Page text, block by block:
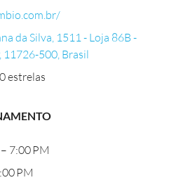
da Silva, 1511 - Loja 86B -
11726-500, Brasil
estrelas
7:00 PM
PM